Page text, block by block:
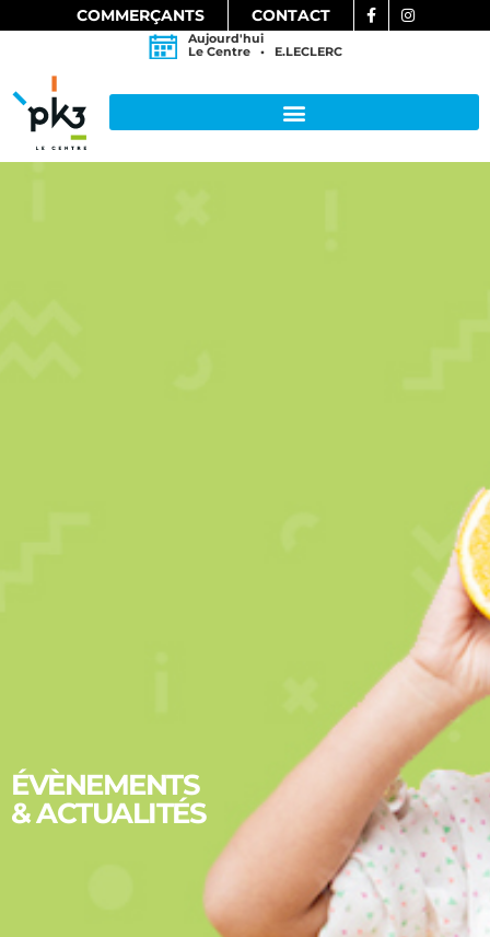
Aujourd'hui
Le Centre • E.LECLERC
COMMERÇANTS CONTACT
ÉVÈNEMENTS
& ACTUALITÉS